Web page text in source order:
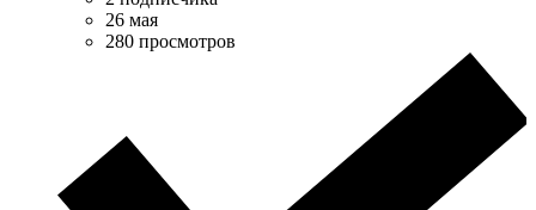
26 мая
280 просмотров